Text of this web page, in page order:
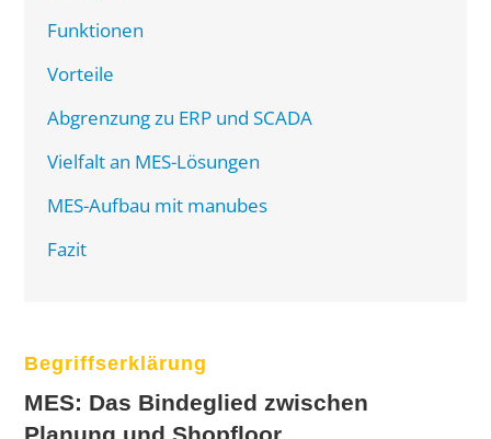
Funktionen
Vorteile
Abgrenzung zu ERP und SCADA
Vielfalt an MES-Lösungen
MES-Aufbau mit manubes
Fazit
Begriffserklärung
MES: Das Bindeglied zwischen